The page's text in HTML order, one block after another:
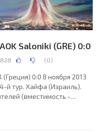
Saloniki (GRE) 0:0
828 (0)
0:0 8 ноября 2013
й тур. Хайфа (Израиль).
(вместимость -
(Германия).